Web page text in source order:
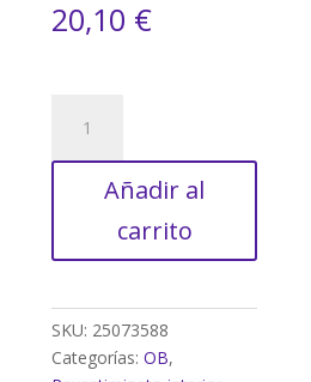
20,10 €
PASTA
BLANCA
30X90CM.Añadir al
carrito
SKU: 25073588
Categorías:OB,